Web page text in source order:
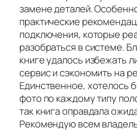
замене деталей.
практические
подключения, которые
разобраться в системе.
книге удалось избежать
сервис и сэкономить на
Единственное, хотелось
фото по каждому типу
так книга оправдала
Рекомендую всем